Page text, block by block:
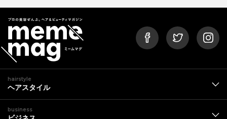
hairstyle
ヘアスタイル
business